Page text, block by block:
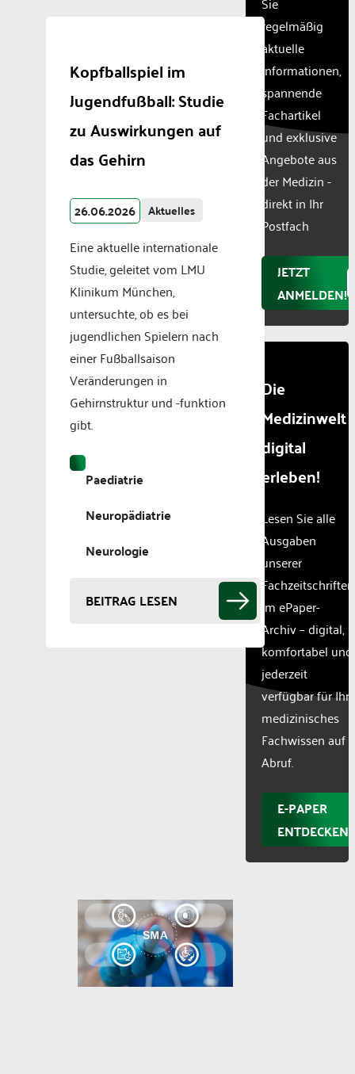
Kopfballspiel im
Jugendfußball: Studie
zu Auswirkungen auf
das Gehirn
26.06.2026 Aktuelles
Eine aktuelle internationale
Studie, geleitet vom LMU
Klinikum München,
untersuchte, ob es bei
jugendlichen Spielern nach
einer Fußballsaison
Veränderungen in
Gehirnstruktur und -funktion
gibt.
Paediatrie
Neuropädiatrie
Neurologie
BEITRAG LESEN
CMP
to add
content
to the
list of
used.
Powered
Consent
regelmäßig
aktuelle
Informationen,
spannende
Fachartikel
und exklusive
Angebote aus
der Medizin -
direkt in Ihr
Postfach
JETZT
ANMELDEN!
Die
Medizinwelt
digital
erleben!
Lesen Sie alle
Ausgaben
unserer
Fachzeitschriften
im ePaper-
Archiv – digital,
komfortabel und
jederzeit
verfügbar für Ihr
medizinisches
Fachwissen auf
Abruf.
E-PAPER
ENTDECKEN